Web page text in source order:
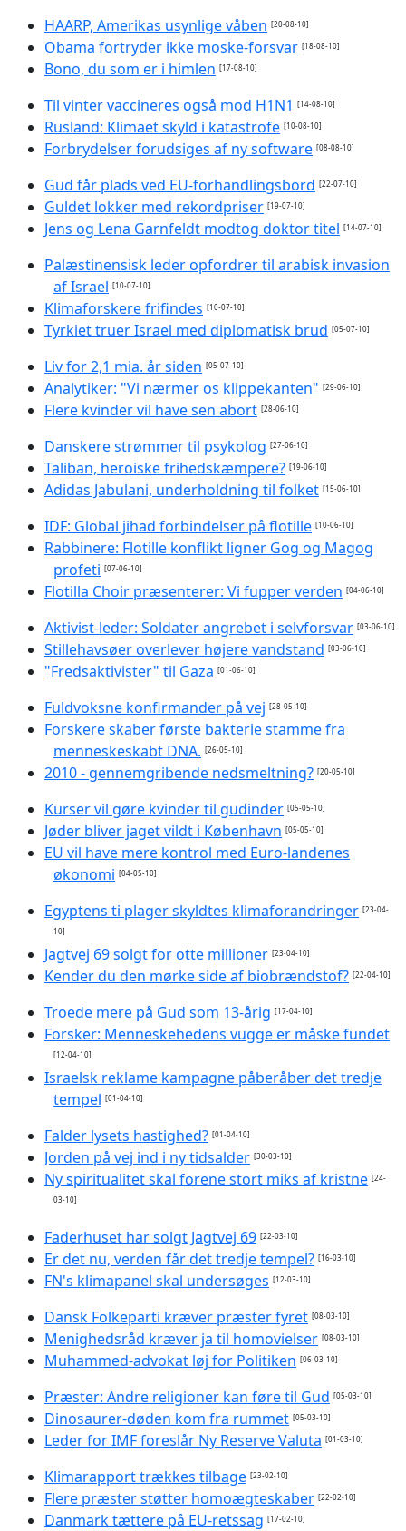
HAARP, Amerikas usynlige våben [20-08-10]
Obama fortryder ikke moske-forsvar [18-08-10]
Bono, du som er i himlen [17-08-10]
Til vinter vaccineres også mod H1N1 [14-08-10]
Rusland: Klimaet skyld i katastrofe [10-08-10]
Forbrydelser forudsiges af ny software [08-08-10]
Gud får plads ved EU-forhandlingsbord [22-07-10]
Guldet lokker med rekordpriser [19-07-10]
Jens og Lena Garnfeldt modtog doktor titel [14-07-10]
Palæstinensisk leder opfordrer til arabisk invasion
af Israel [10-07-10]
Klimaforskere frifindes [10-07-10]
Tyrkiet truer Israel med diplomatisk brud [05-07-10]
Liv for 2,1 mia. år siden [05-07-10]
Analytiker: "Vi nærmer os klippekanten" [29-06-10]
Flere kvinder vil have sen abort [28-06-10]
Danskere strømmer til psykolog [27-06-10]
Taliban, heroiske frihedskæmpere? [19-06-10]
Adidas Jabulani, underholdning til folket [15-06-10]
IDF: Global jihad forbindelser på flotille [10-06-10]
Rabbinere: Flotille konflikt ligner Gog og Magog
profeti [07-06-10]
Flotilla Choir præsenterer: Vi fupper verden [04-06-10]
Aktivist-leder: Soldater angrebet i selvforsvar [03-06-10]
Stillehavsøer overlever højere vandstand [03-06-10]
"Fredsaktivister" til Gaza [01-06-10]
Fuldvoksne konfirmander på vej [28-05-10]
Forskere skaber første bakterie stamme fra
menneskeskabt DNA. [26-05-10]
2010 - gennemgribende nedsmeltning? [20-05-10]
Kurser vil gøre kvinder til gudinder [05-05-10]
Jøder bliver jaget vildt i København [05-05-10]
EU vil have mere kontrol med Euro-landenes
økonomi [04-05-10]
Egyptens ti plager skyldtes klimaforandringer [23-04-
10]
Jagtvej 69 solgt for otte millioner [23-04-10]
Kender du den mørke side af biobrændstof? [22-04-10]
Troede mere på Gud som 13-årig [17-04-10]
Forsker: Menneskehedens vugge er måske fundet
[12-04-10]
Israelsk reklame kampagne påberåber det tredje
tempel [01-04-10]
Falder lysets hastighed? [01-04-10]
Jorden på vej ind i ny tidsalder [30-03-10]
Ny spiritualitet skal forene stort miks af kristne [24-
03-10]
Faderhuset har solgt Jagtvej 69 [22-03-10]
Er det nu, verden får det tredje tempel? [16-03-10]
FN's klimapanel skal undersøges [12-03-10]
Dansk Folkeparti kræver præster fyret [08-03-10]
Menighedsråd kræver ja til homovielser [08-03-10]
Muhammed-advokat løj for Politiken [06-03-10]
Præster: Andre religioner kan føre til Gud [05-03-10]
Dinosaurer-døden kom fra rummet [05-03-10]
Leder for IMF foreslår Ny Reserve Valuta [01-03-10]
Klimarapport trækkes tilbage [23-02-10]
Flere præster støtter homoægteskaber [22-02-10]
Danmark tættere på EU-retssag [17-02-10]